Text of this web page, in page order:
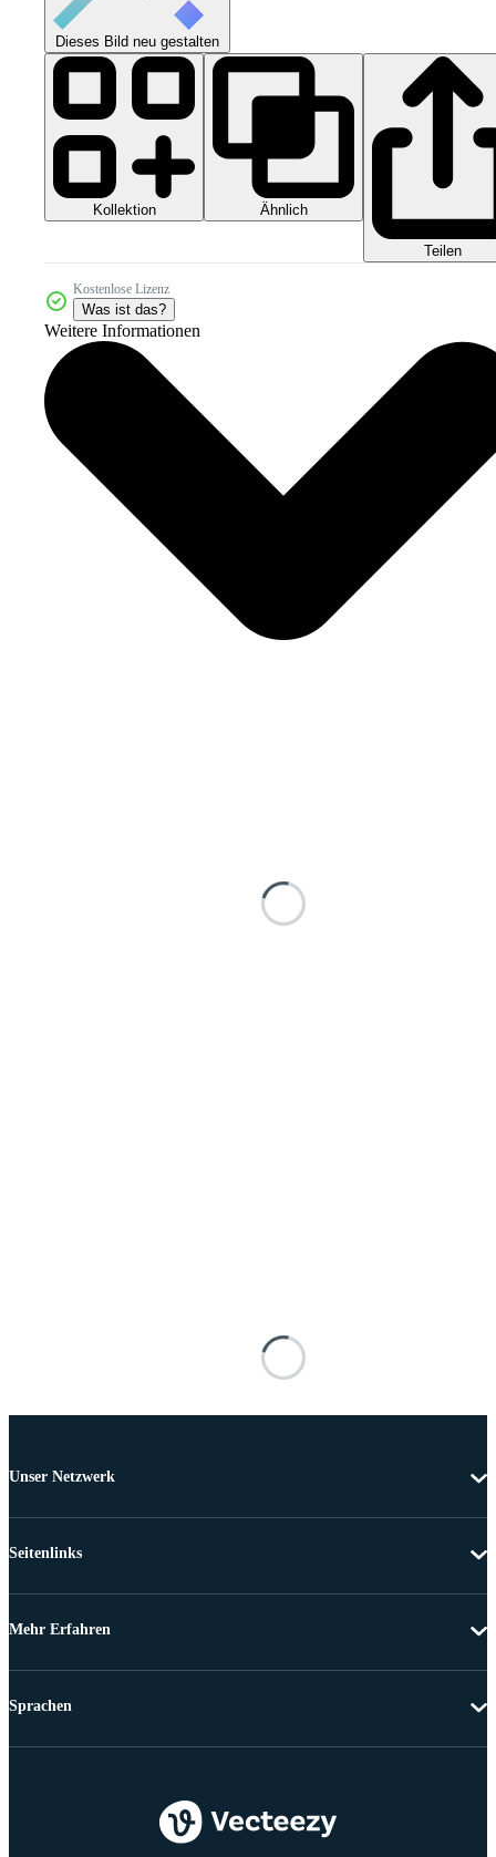
Dieses Bild neu gestalten
Kollektion Ähnlich
Teilen
Kostenlose Lizenz
Was ist das?
Weitere Informationen
Unser Netzwerk
Seitenlinks
Mehr Erfahren
Sprachen